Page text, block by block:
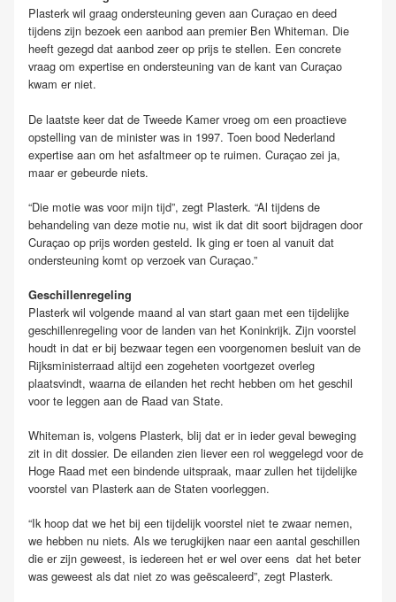
Plasterk wil graag ondersteuning geven aan Curaçao en deed
tijdens zijn bezoek een aanbod aan premier Ben Whiteman. Die
heeft gezegd dat aanbod zeer op prijs te stellen. Een concrete
vraag om expertise en ondersteuning van de kant van Curaçao
kwam er niet.
De laatste keer dat de Tweede Kamer vroeg om een proactieve
opstelling van de minister was in 1997. Toen bood Nederland
expertise aan om het asfaltmeer op te ruimen. Curaçao zei ja,
maar er gebeurde niets.
“Die motie was voor mijn tijd”, zegt Plasterk. “Al tijdens de
behandeling van deze motie nu, wist ik dat dit soort bijdragen door
Curaçao op prijs worden gesteld. Ik ging er toen al vanuit dat
ondersteuning komt op verzoek van Curaçao.”
Geschillenregeling
Plasterk wil volgende maand al van start gaan met een tijdelijke
geschillenregeling voor de landen van het Koninkrijk. Zijn voorstel
houdt in dat er bij bezwaar tegen een voorgenomen besluit van de
Rijksministerraad altijd een zogeheten voortgezet overleg
plaatsvindt, waarna de eilanden het recht hebben om het geschil
voor te leggen aan de Raad van State.
Whiteman is, volgens Plasterk, blij dat er in ieder geval beweging
zit in dit dossier. De eilanden zien liever een rol weggelegd voor de
Hoge Raad met een bindende uitspraak, maar zullen het tijdelijke
voorstel van Plasterk aan de Staten voorleggen.
“Ik hoop dat we het bij een tijdelijk voorstel niet te zwaar nemen,
we hebben nu niets. Als we terugkijken naar een aantal geschillen
die er zijn geweest, is iedereen het er wel over eens dat het beter
was geweest als dat niet zo was geëscaleerd”, zegt Plasterk.